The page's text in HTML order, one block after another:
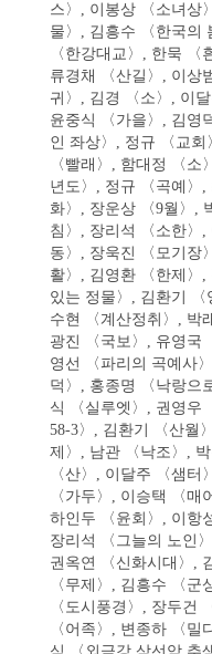
스〉, 이봉상 〈소녀상
물〉, 김흥수 〈한국의
〈한강대교〉, 한묵
류경채 〈산길〉, 이상
귀〉, 김경 〈소〉, 이
윤중식 〈가을〉, 김영
인 좌상〉, 정규 〈교회
〈빨래〉, 함대정 〈
년도〉, 정규 〈곡예〉
화〉, 장운상 〈9월〉,
침〉, 장리석 〈소한〉,
동〉, 장욱진 〈모기장
활〉, 김영환 〈한제〉
있는 정물〉, 김환기
수현 〈계산정취〉, 박
광진 〈국보〉, 유영국
영선 〈파리의 곡예사
덕〉, 홍종명 〈낙랑으
식 〈실루엣〉, 권영우
58-3〉, 김환기 〈산월
제〉, 남관 〈낙조〉,
〈산〉, 이달주 〈샘
〈가두〉, 이승택 〈
하인두 〈윤회〉, 이항
장리석 〈그늘의 노인
권옥연 〈신화시대〉,
〈무제〉, 김흥수 〈
〈도시풍경〉, 장두건
〈어족〉, 변종하 〈